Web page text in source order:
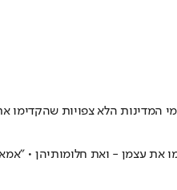
המדינות הלא צפויות
את עצמן - ואת חלומותיהן •